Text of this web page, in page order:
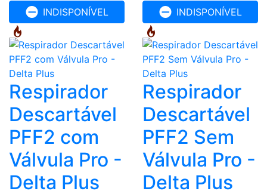
INDISPONÍVEL
INDISPONÍVEL
Respirador
Descartável
PFF2 com
Válvula Pro -
Delta Plus
Respirador
Descartável
PFF2 Sem
Válvula Pro -
Delta Plus